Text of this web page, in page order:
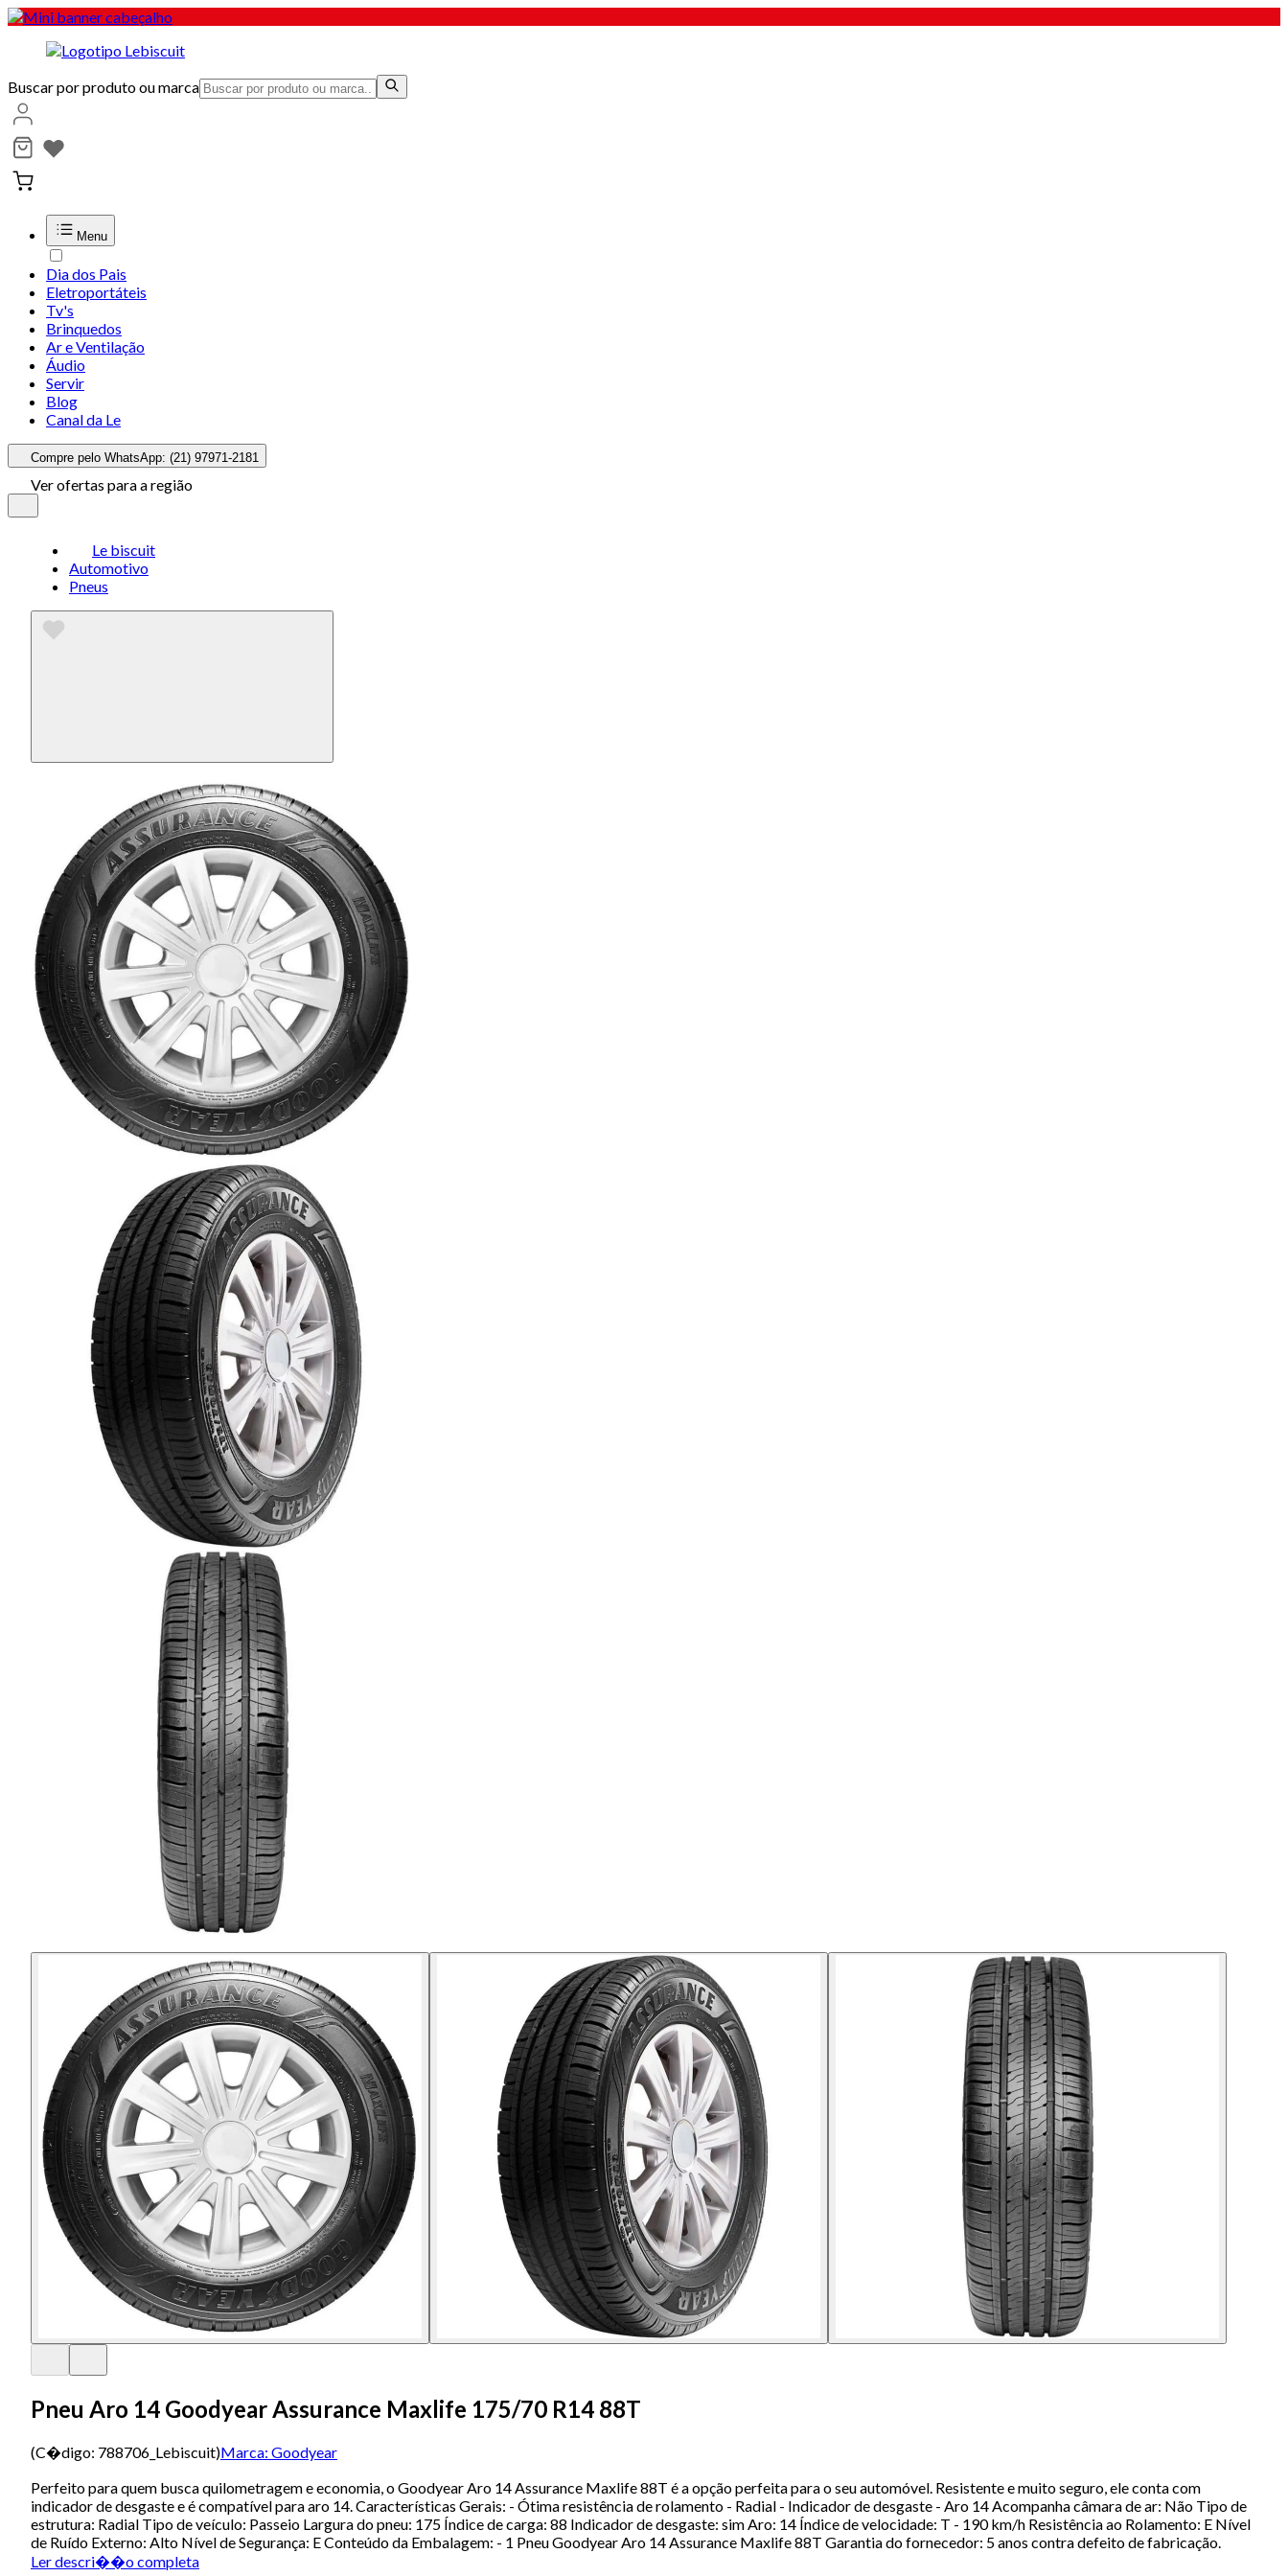
Buscar por produto ou marca
Menu
Dia dos Pais
Eletroportáteis
Tv's
Brinquedos
Ar e Ventilação
Áudio
Servir
Blog
Canal da Le
Compre pelo WhatsApp: (21) 97971-2181
Ver ofertas para a região
Le biscuit
Automotivo
Pneus
Pneu Aro 14 Goodyear Assurance Maxlife 175/70 R14 88T
(C�digo: 788706_Lebiscuit)Marca: Goodyear
Perfeito para quem busca quilometragem e economia, o Goodyear Aro 14 Assurance Maxlife 88T é a opção perfeita para o seu automóvel. Resistente e muito seguro, ele conta com
indicador de desgaste e é compatível para aro 14. Características Gerais: - Ótima resistência de rolamento - Radial - Indicador de desgaste - Aro 14 Acompanha câmara de ar: Não Tipo de
estrutura: Radial Tipo de veículo: Passeio Largura do pneu: 175 Índice de carga: 88 Indicador de desgaste: sim Aro: 14 Índice de velocidade: T - 190 km/h Resistência ao Rolamento: E Nível
de Ruído Externo: Alto Nível de Segurança: E Conteúdo da Embalagem: - 1 Pneu Goodyear Aro 14 Assurance Maxlife 88T Garantia do fornecedor: 5 anos contra defeito de fabricação.
Ler descri��o completa